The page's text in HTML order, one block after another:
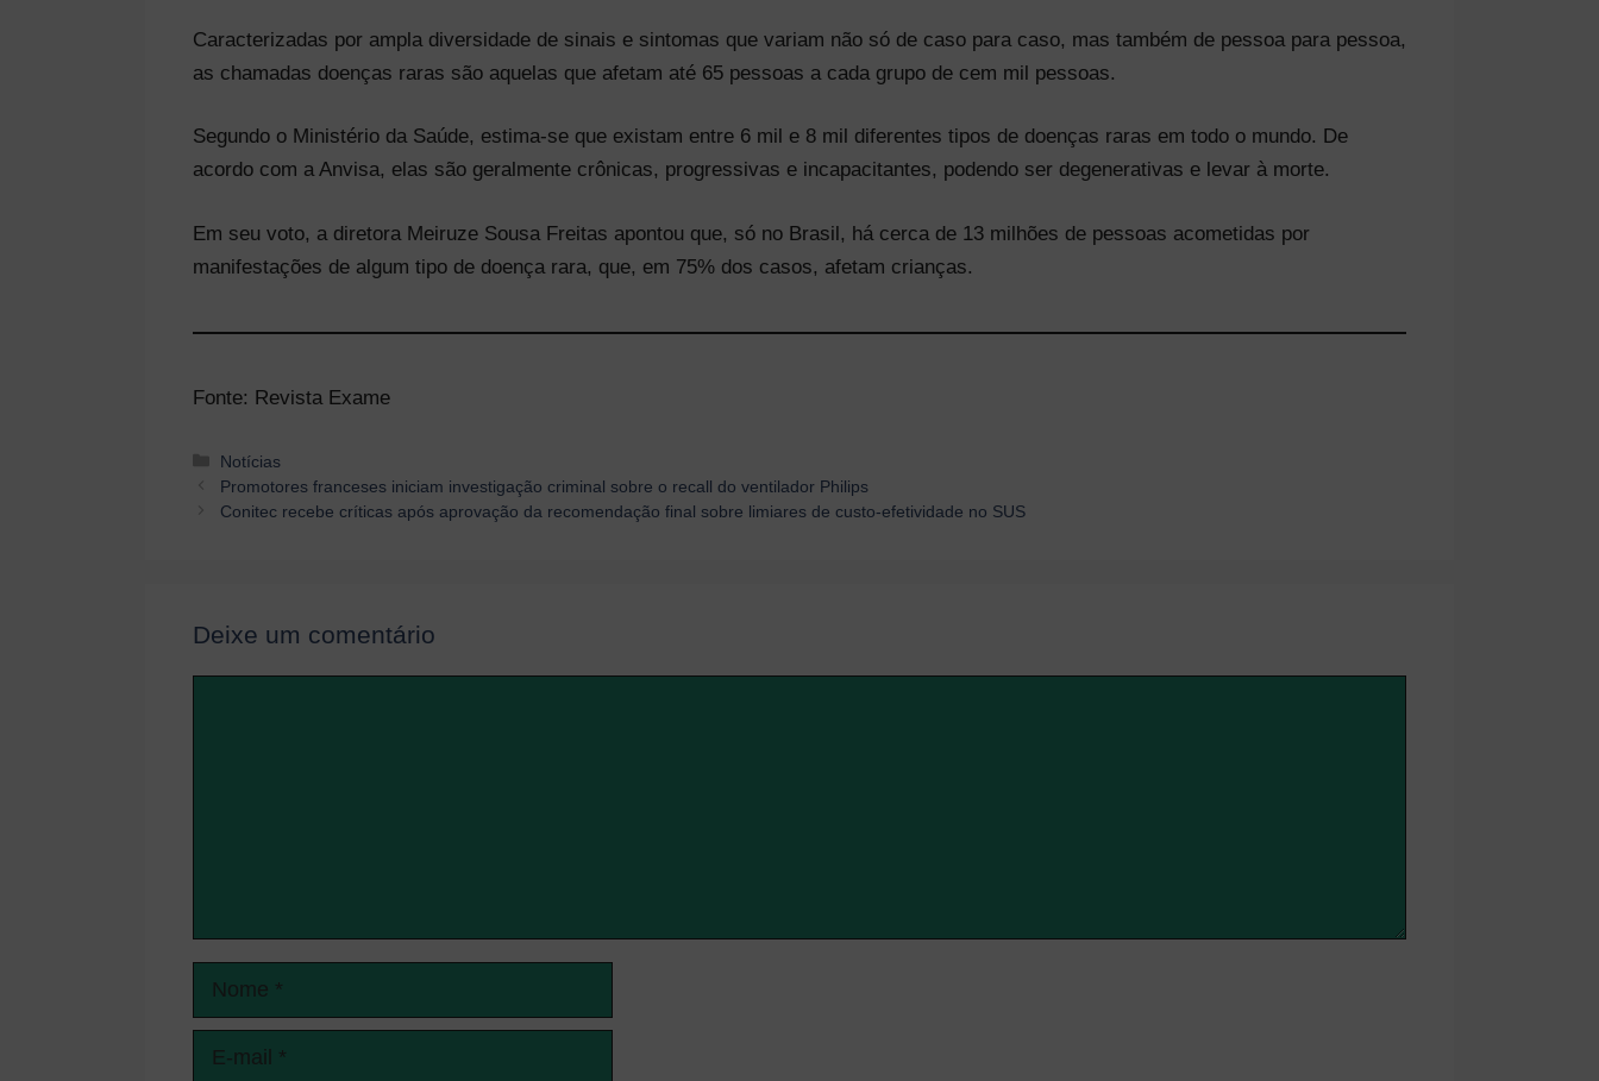
Caracterizadas por ampla diversidade de sinais e sintomas que variam não só de caso para caso, mas também de pessoa para pessoa,
as chamadas doenças raras são aquelas que afetam até 65 pessoas a cada grupo de cem mil pessoas.
Segundo o Ministério da Saúde, estima-se que existam entre 6 mil e 8 mil diferentes tipos de doenças raras em todo o mundo. De
acordo com a Anvisa, elas são geralmente crônicas, progressivas e incapacitantes, podendo ser degenerativas e levar à morte.
Em seu voto, a diretora Meiruze Sousa Freitas apontou que, só no Brasil, há cerca de 13 milhões de pessoas acometidas por
manifestações de algum tipo de doença rara, que, em 75% dos casos, afetam crianças.
Fonte: Revista Exame
Categorias
Notícias
Navegação
Promotores franceses iniciam investigação criminal sobre o recall do ventilador Philips
Conitec recebe críticas após aprovação da recomendação final sobre limiares de custo-efetividade no SUS
Deixe um comentário